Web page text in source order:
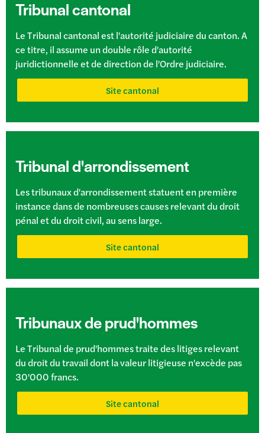
Tribunal cantonal
Le Tribunal cantonal est l'autorité judiciaire du canton. A
ce titre, il assume un double rôle d'autorité
juridictionnelle et de direction de l'Ordre judiciaire.
Site cantonal
Tribunal d'arrondissement
Les tribunaux d'arrondissement statuent en première
instance dans de nombreuses causes relevant du droit
pénal et du droit civil, au sens large.
Site cantonal
Tribunaux de prud'hommes
Le Tribunal de prud'hommes traite des litiges relevant
du droit du travail dont la valeur litigieuse n'excède pas
30'000 francs.
Site cantonal